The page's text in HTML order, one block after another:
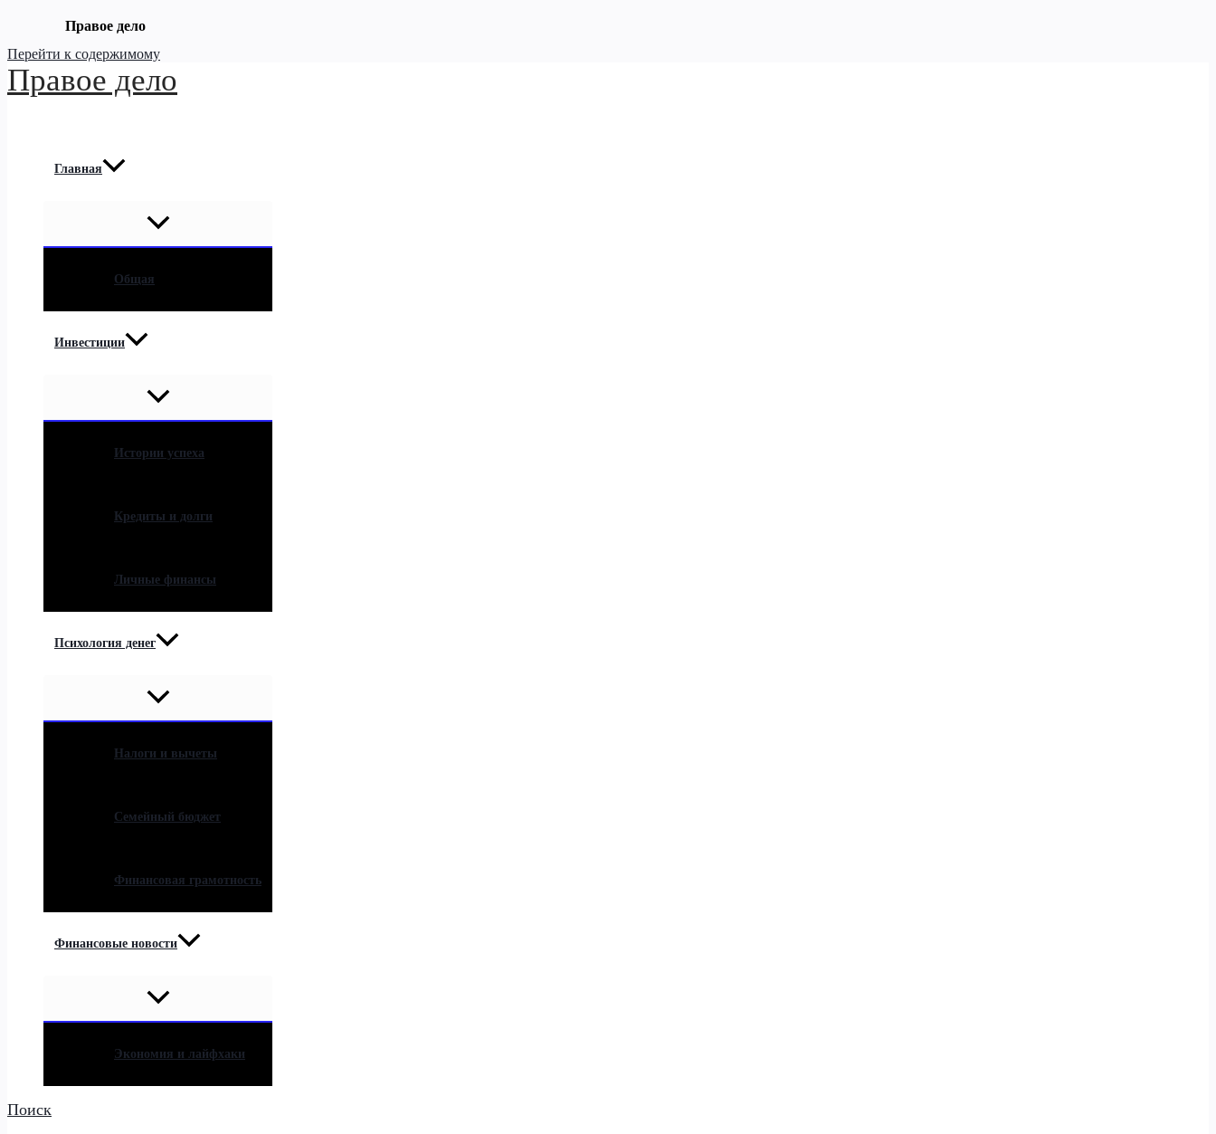
Правое дело
Перейти к содержимому
Правое дело
Главная
Общая
Инвестиции
Истории успеха
Кредиты и долги
Личные финансы
Психология денег
Налоги и вычеты
Семейный бюджет
Финансовая грамотность
Финансовые новости
Экономия и лайфхаки
Поиск